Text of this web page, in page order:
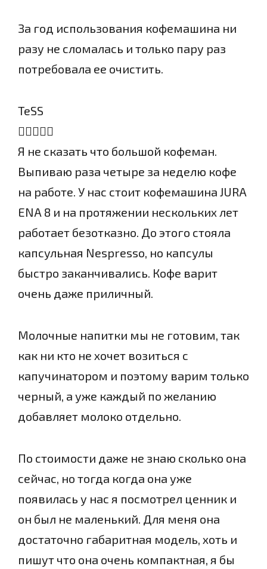
За год использования кофемашина ни
разу не сломалась и только пару раз
потребовала ее очистить.
TeSS
Я не сказать что большой кофеман.
Выпиваю раза четыре за неделю кофе
на работе. У нас стоит кофемашина JURA
ENA 8 и на протяжении нескольких лет
работает безотказно. До этого стояла
капсульная Nespresso, но капсулы
быстро заканчивались. Кофе варит
очень даже приличный.
Молочные напитки мы не готовим, так
как ни кто не хочет возиться с
капучинатором и поэтому варим только
черный, а уже каждый по желанию
добавляет молоко отдельно.
По стоимости даже не знаю сколько она
сейчас, но тогда когда она уже
появилась у нас я посмотрел ценник и
он был не маленький. Для меня она
достаточно габаритная модель, хоть и
пишут что она очень компактная, я бы